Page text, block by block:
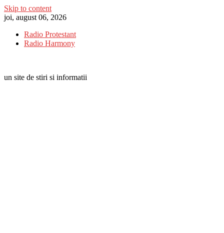
Skip to content
joi, august 06, 2026
Radio Protestant
Radio Harmony
un site de stiri si informatii